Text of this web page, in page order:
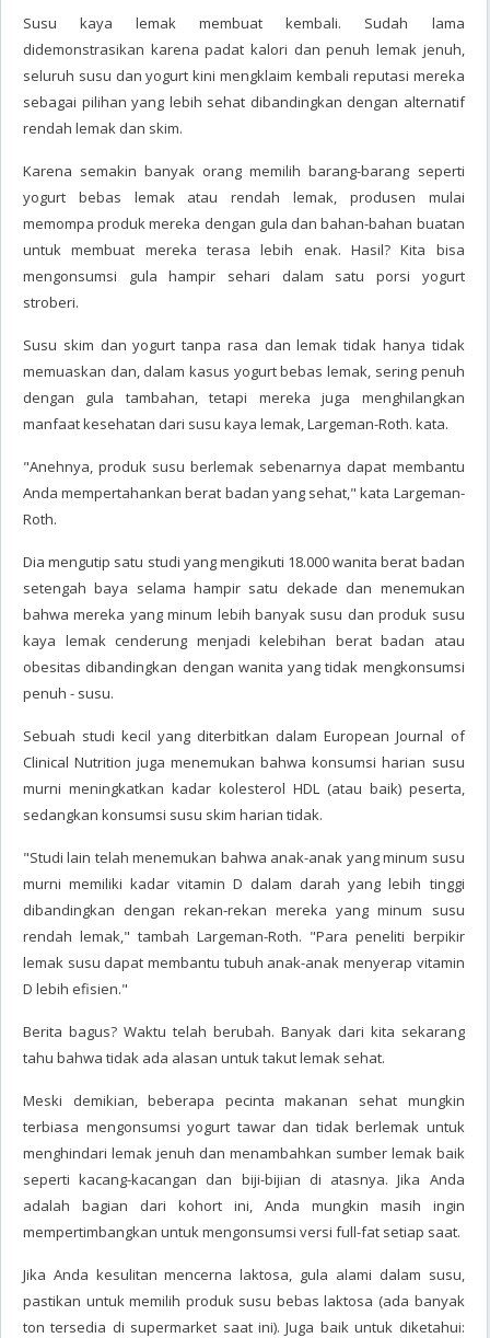
Susu kaya lemak membuat kembali. Sudah lama
didemonstrasikan karena padat kalori dan penuh lemak jenuh,
seluruh susu dan yogurt kini mengklaim kembali reputasi mereka
sebagai pilihan yang lebih sehat dibandingkan dengan alternatif
rendah lemak dan skim.
Karena semakin banyak orang memilih barang-barang seperti
yogurt bebas lemak atau rendah lemak, produsen mulai
memompa produk mereka dengan gula dan bahan-bahan buatan
untuk membuat mereka terasa lebih enak. Hasil? Kita bisa
mengonsumsi gula hampir sehari dalam satu porsi yogurt
stroberi.
Susu skim dan yogurt tanpa rasa dan lemak tidak hanya tidak
memuaskan dan, dalam kasus yogurt bebas lemak, sering penuh
dengan gula tambahan, tetapi mereka juga menghilangkan
manfaat kesehatan dari susu kaya lemak, Largeman-Roth. kata.
"Anehnya, produk susu berlemak sebenarnya dapat membantu
Anda mempertahankan berat badan yang sehat," kata Largeman-
Roth.
Dia mengutip satu studi yang mengikuti 18.000 wanita berat badan
setengah baya selama hampir satu dekade dan menemukan
bahwa mereka yang minum lebih banyak susu dan produk susu
kaya lemak cenderung menjadi kelebihan berat badan atau
obesitas dibandingkan dengan wanita yang tidak mengkonsumsi
penuh - susu.
Sebuah studi kecil yang diterbitkan dalam European Journal of
Clinical Nutrition juga menemukan bahwa konsumsi harian susu
murni meningkatkan kadar kolesterol HDL (atau baik) peserta,
sedangkan konsumsi susu skim harian tidak.
"Studi lain telah menemukan bahwa anak-anak yang minum susu
murni memiliki kadar vitamin D dalam darah yang lebih tinggi
dibandingkan dengan rekan-rekan mereka yang minum susu
rendah lemak," tambah Largeman-Roth. "Para peneliti berpikir
lemak susu dapat membantu tubuh anak-anak menyerap vitamin
D lebih efisien."
Berita bagus? Waktu telah berubah. Banyak dari kita sekarang
tahu bahwa tidak ada alasan untuk takut lemak sehat.
Meski demikian, beberapa pecinta makanan sehat mungkin
terbiasa mengonsumsi yogurt tawar dan tidak berlemak untuk
menghindari lemak jenuh dan menambahkan sumber lemak baik
seperti kacang-kacangan dan biji-bijian di atasnya. Jika Anda
adalah bagian dari kohort ini, Anda mungkin masih ingin
mempertimbangkan untuk mengonsumsi versi full-fat setiap saat.
Jika Anda kesulitan mencerna laktosa, gula alami dalam susu,
pastikan untuk memilih produk susu bebas laktosa (ada banyak
ton tersedia di supermarket saat ini). Juga baik untuk diketahui: